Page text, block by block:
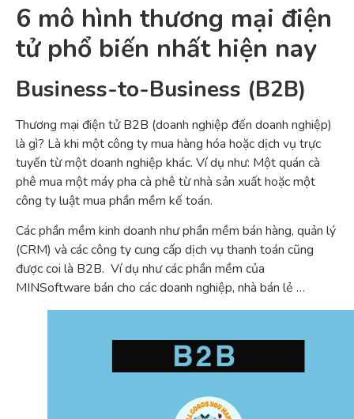
6 mô hình thương mại điện
tử phổ biến nhất hiện nay
Business-to-Business (B2B)
Thương mại điện tử B2B (doanh nghiệp đến doanh nghiệp)
là gì? Là khi một công ty mua hàng hóa hoặc dịch vụ trực
tuyến từ một doanh nghiệp khác. Ví dụ như: Một quán cà
phê mua một máy pha cà phê từ nhà sản xuất hoặc một
công ty luật mua phần mềm kế toán.
Các phần mềm kinh doanh như phần mềm bán hàng, quản lý
(CRM) và các công ty cung cấp dịch vụ thanh toán cũng
được coi là B2B. Ví dụ như các phần mềm của
MINSoftware bán cho các doanh nghiệp, nhà bán lẻ …